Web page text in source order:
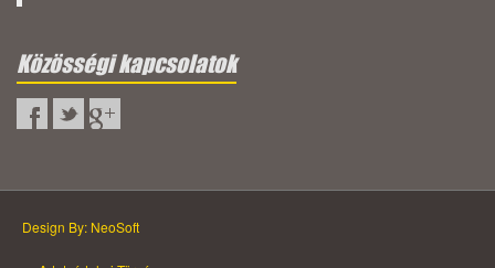
Közösségi kapcsolatok
Design By: NeoSoft